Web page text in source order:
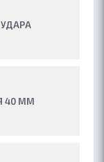
40 ММ